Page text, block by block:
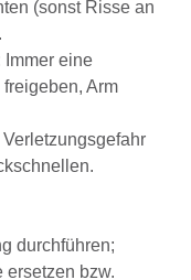
(sonst Risse an
Immer eine
Arm
Verletzungsgefahr
durchführen;
ersetzen bzw.